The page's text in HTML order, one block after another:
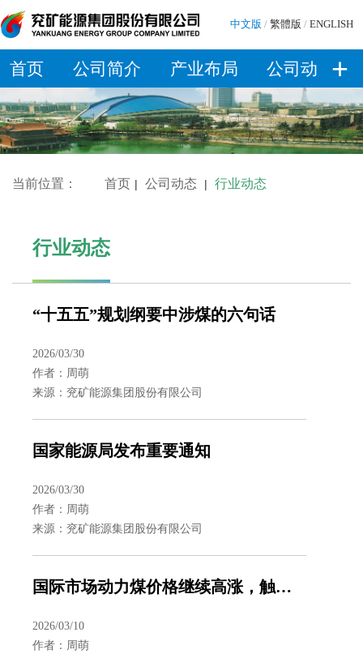
中文版 / 繁體版 / ENGLISH
首页 公司简介 产业布局 公司动态+
当前位置： 首页 | 公司动态 | 行业动态
行业动态
“十五五”规划纲要中涉煤的六句话
2026/03/30
作者：周萌
来源：兖矿能源集团股份有限公司
国家能源局发布重要通知
2026/03/30
作者：周萌
来源：兖矿能源集团股份有限公司
国际市场动力煤价格继续高涨，触及150美元整数关口
2026/03/10
作者：周萌